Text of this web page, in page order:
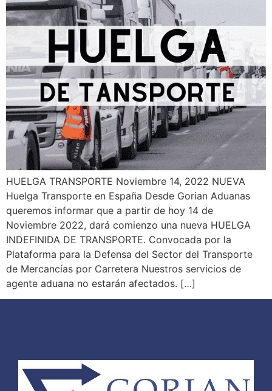
HUELGA TRANSPORTE Noviembre 14, 2022 NUEVA
Huelga Transporte en España Desde Gorian Aduanas
queremos informar que a partir de hoy 14 de
Noviembre 2022, dará comienzo una nueva HUELGA
INDEFINIDA DE TRANSPORTE. Convocada por la
Plataforma para la Defensa del Sector del Transporte
de Mercancías por Carretera Nuestros servicios de
agente aduana no estarán afectados. […]